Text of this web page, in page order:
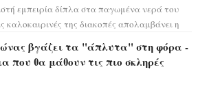
εμπειρία δίπλα στα παγωμένα νερά του
καλοκαιρινές της διακοπές απολαμβάνει η
βγάζει τα "άπλυτα" στη φόρα -
που θα μάθουν τις πιο σκληρές